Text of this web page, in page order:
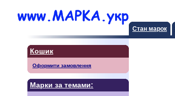
Стан марок
Кошик
Оформити замовлення
Марки за темами: